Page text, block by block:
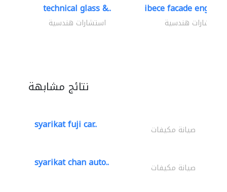
technical glass &..
استشارات هندسية
ibece facade
استشارات هندسية
نتائج مشابهة
syarikat fuji car.. صيانة مكيفات
syarikat chan auto.. صيانة مكيفات